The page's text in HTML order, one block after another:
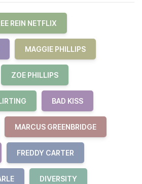
REIN NETFLIX
MAGGIE PHILLIPS
ZOE PHILLIPS
BAD KISS
MARCUS GREENBRIDGE
FREDDY CARTER
DIVERSITY